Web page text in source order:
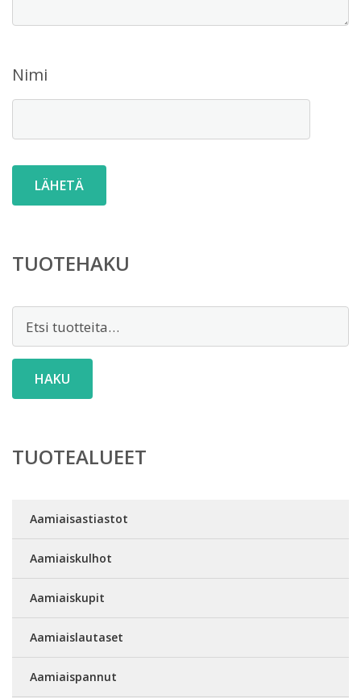
Nimi
TUOTEHAKU
HAKU
TUOTEALUEET
Aamiaisastiastot
Aamiaiskulhot
Aamiaiskupit
Aamiaislautaset
Aamiaispannut